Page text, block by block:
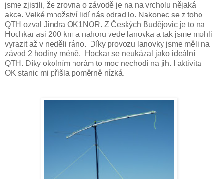
jsme zjistili, že zrovna o závodě je na na vrcholu nějaká
akce. Velké množství lidí nás odradilo. Nakonec se z toho
QTH ozval Jindra OK1NOR. Z Českých Budějovic je to na
Hochkar asi 200 km a nahoru vede lanovka a tak jsme mohli
vyrazit až v neděli ráno. Díky provozu lanovky jsme měli na
závod 2 hodiny méně. Hockar se neukázal jako ideální
QTH. Díky okolním horám to moc nechodí na jih. I aktivita
OK stanic mi přišla poměrně nízká.